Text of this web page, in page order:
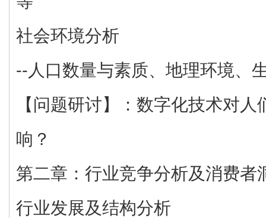
社会环境分析
--人口数量与素质、地理环境、
【问题研讨】：数字化技术对
响？
第二章：行业竞争分析及消费者
行业发展及结构分析